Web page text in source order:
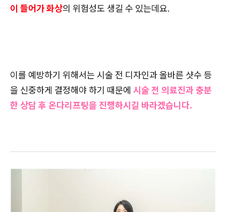
이 들어가 화상의 위험성도 생길 수 있는데요.
이를 예방하기 위해서는 시술 전 디자인과 올바른 샷수 등
을 신중하게 결정해야 하기 때문에 시술 전 의료진과 충분
한 상담 후 온다리프팅을 진행하시길 바라겠습니다.